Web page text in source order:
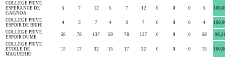
COLLEGE PRIVE
ESPERANCE DE
GAGNOA
5 7 12 5 7 12 0 0 0 5
COLLEGE PRIVE
ESPOIR DE BRIHI
4 3 7 4 3 7 0 0 0 4
COLLEGE PRIVE
ESPOIR OUME
59 78 137 59 78 137 0 0 0 58
COLLEGE PRIVE
ETOILE DE
MAGUEHIO
15 17 32 15 17 32 0 0 0 15